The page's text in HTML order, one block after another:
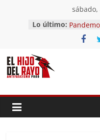
contenido
sábado,
Lo último:
El
Ave fénix